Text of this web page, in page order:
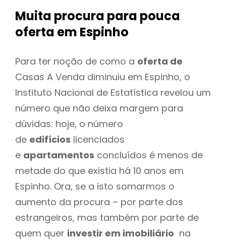
Muita procura para pouca
oferta em Espinho
Para ter noção de como a oferta de
Casas A Venda diminuiu em Espinho, o
Instituto Nacional de Estatística revelou um
número que não deixa margem para
dúvidas: hoje, o número
de edifícios licenciados
e apartamentos concluídos é menos de
metade do que existia há 10 anos em
Espinho. Ora, se a isto somarmos o
aumento da procura – por parte dos
estrangeiros, mas também por parte de
quem quer investir em imobiliário na